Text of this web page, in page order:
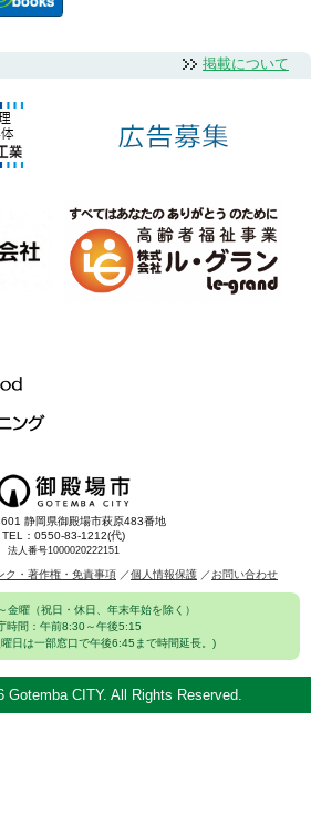
掲載について
静岡県御殿場市萩原483番地
TEL：0550-83-1212(代)
法人番号1000020222151
ク・著作権・免責事項 個人情報保護 お問い合わせ
金曜（祝日・休日、年末年始を除く）
時間：午前8:30～午後5:15
曜日は一部窓口で午後6:45まで時間延長。)
Gotemba CITY. All Rights Reserved.